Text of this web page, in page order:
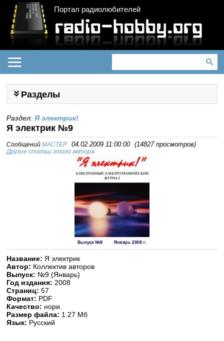
Портал радиолюбителей
Разделы
Раздел: Я электрик!
Я электрик №9
СообщенийMACTEP 04.02.2009 11:00:00 (14827 просмотров)
Другие статьи этого автора
Название: Я электрик
Автор: Коллектив авторов
Выпуск: №9 (Январь)
Год издания: 2008
Страниц: 57
Формат: PDF
Качество: нори.
Размер файла: 1.27 Мб
Язык: Русский